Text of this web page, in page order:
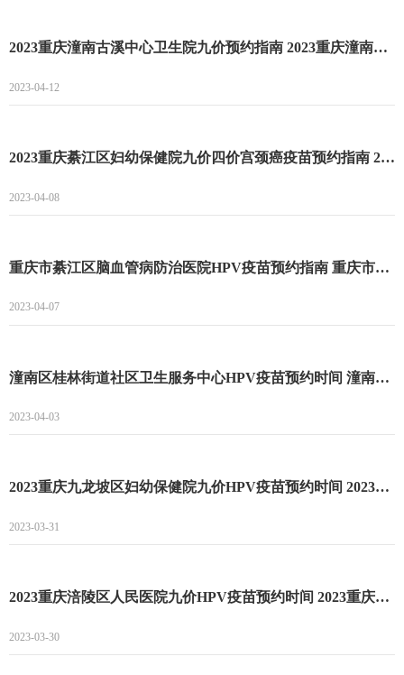
2023重庆潼南古溪中心卫生院九价预约指南 2023重庆潼南古溪中心卫生院九价预约时间
2023-04-12
2023重庆綦江区妇幼保健院九价四价宫颈癌疫苗预约指南 2023重庆綦江区妇幼保健院九价四价宫颈癌疫苗预约时间
2023-04-08
重庆市綦江区脑血管病防治医院HPV疫苗预约指南 重庆市綦江区脑血管病防治医院HPV疫苗预约流程
2023-04-07
潼南区桂林街道社区卫生服务中心HPV疫苗预约时间 潼南区桂林街道社区卫生服务中心HPV疫苗预约流程
2023-04-03
2023重庆九龙坡区妇幼保健院九价HPV疫苗预约时间 2023重庆九龙坡区妇幼保健院九价HPV疫苗预约方式
2023-03-31
2023重庆涪陵区人民医院九价HPV疫苗预约时间 2023重庆涪陵区人民医院九价HPV疫苗预约流程
2023-03-30